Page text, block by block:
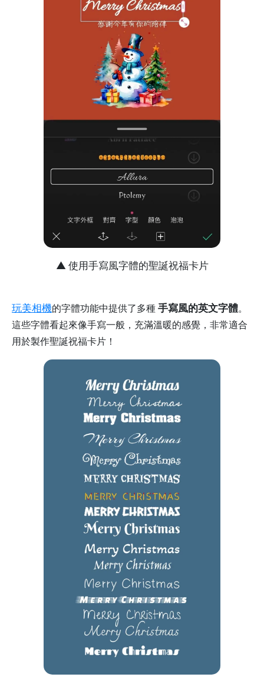
▲ 使用手寫風字體的聖誕祝福卡片
玩美相機的字體功能中提供了多種 手寫風的英文字體。
這些字體看起來像手寫一般，充滿溫暖的感覺，非常適合
用於製作聖誕祝福卡片！